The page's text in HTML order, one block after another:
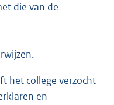
die van de
het college verzocht
en